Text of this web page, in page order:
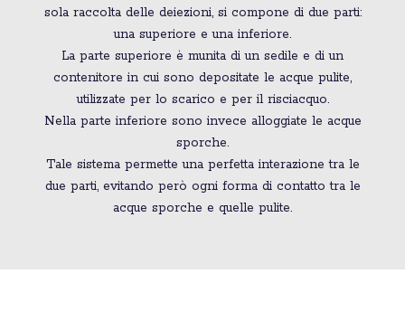
sola raccolta delle deiezioni, si compone di due parti:
una superiore e una inferiore.
La parte superiore è munita di un sedile e di un
contenitore in cui sono depositate le acque pulite,
utilizzate per lo scarico e per il risciacquo.
Nella parte inferiore sono invece alloggiate le acque
sporche.
Tale sistema permette una perfetta interazione tra le
due parti, evitando però ogni forma di contatto tra le
acque sporche e quelle pulite.